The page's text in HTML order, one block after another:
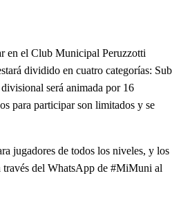
en el Club Municipal Peruzzotti
dividido en cuatro categorías: Sub
será animada por 16
para participar son limitados y se
jugadores de todos los niveles, y los
través del WhatsApp de #MiMuni al